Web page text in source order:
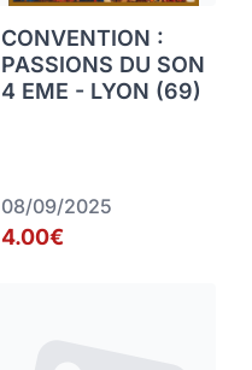
CONVENTION :
PASSIONS DU SON
4 EME - LYON (69)
08/09/2025
4.00€